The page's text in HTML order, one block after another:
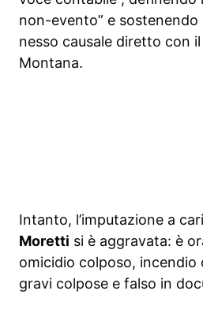
non-evento” e
nesso causale diretto con
Montana.
Intanto, l’imputazione a
Moretti si è aggravata: è
omicidio colposo, incendio
gravi colpose e falso in